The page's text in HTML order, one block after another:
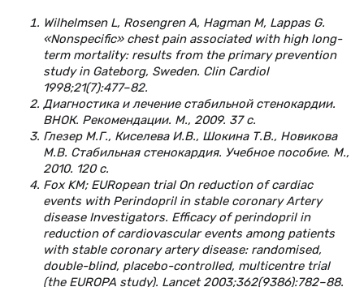
Wilhelmsen L, Rosengren A, Hagman M, Lappas G.
«Nonspecific» chest pain associated with high long-
term mortality: results from the primary prevention
study in Gateborg, Sweden. Clin Cardiol
1998;21(7):477–82.
Диагностика и лечение стабильной стенокардии.
ВНОК. Рекомендации. М., 2009. 37 с.
Глезер М.Г., Киселева И.В., Шокина Т.В., Новикова
М.В. Стабильная стенокардия. Учебное пособие. М.,
2010. 120 с.
Fox KM; EURopean trial On reduction of cardiac
events with Perindopril in stable coronary Artery
disease Investigators. Efficacy of perindopril in
reduction of cardiovascular events among patients
with stable coronary artery disease: randomised,
double-blind, placebo-controlled, multicentre trial
(the EUROPA study). Lancet 2003;362(9386):782–88.